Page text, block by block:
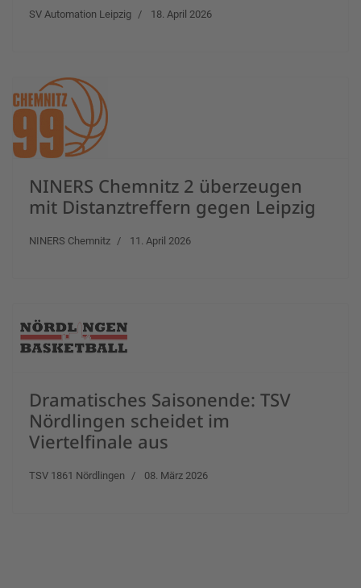
SV Automation Leipzig 18. April 2026
NINERS Chemnitz 2 überzeugen
mit Distanztreffern gegen Leipzig
NINERS Chemnitz 11. April 2026
Dramatisches Saisonende: TSV
Nördlingen scheidet im
Viertelfinale aus
TSV 1861 Nördlingen 08. März 2026